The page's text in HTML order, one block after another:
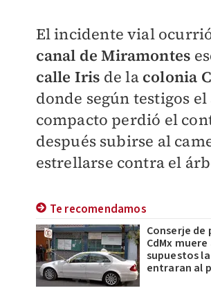
El incidente vial
canal de Miramontes
calle Iris de la colonia
donde según testigos
compacto perdió el
después subirse al
estrellarse contra el
Te recomendamos
Conserje de
CdMx
supuestos
entraran al